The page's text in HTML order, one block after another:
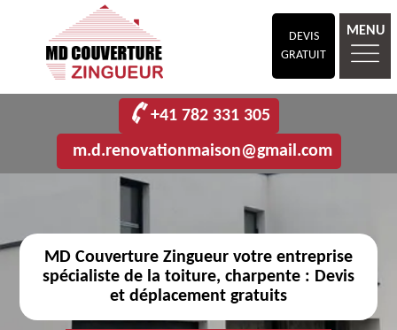
DEVIS
GRATUIT
MENU
+41 782 331 305
m.d.renovationmaison@gmail.com
MD Couverture Zingueur votre entreprise
spécialiste de la toiture, charpente : Devis
et déplacement gratuits